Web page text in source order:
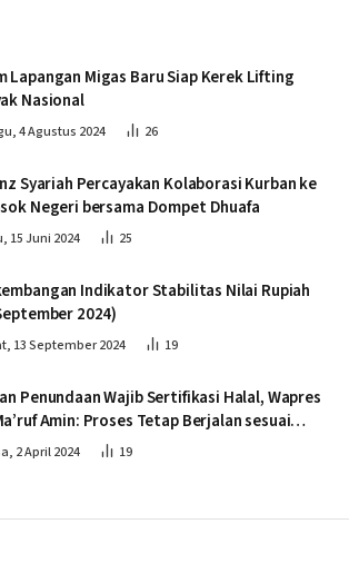
Lapangan Migas Baru Siap Kerek Lifting
Nasional
4 Agustus 2024 26
Syariah Percayakan Kolaborasi Kurban ke
Negeri bersama Dompet Dhuafa
15 Juni 2024 25
Indikator Stabilitas Nilai Rupiah
2024)
13 September 2024 19
Penundaan Wajib Sertifikasi Halal, Wapres
Amin: Proses Tetap Berjalan sesuai
2 April 2024 19